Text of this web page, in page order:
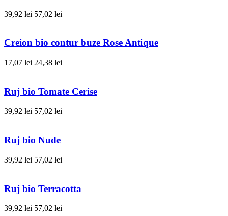
39,92 lei 57,02 lei
Creion bio contur buze Rose Antique
17,07 lei 24,38 lei
Ruj bio Tomate Cerise
39,92 lei 57,02 lei
Ruj bio Nude
39,92 lei 57,02 lei
Ruj bio Terracotta
39,92 lei 57,02 lei